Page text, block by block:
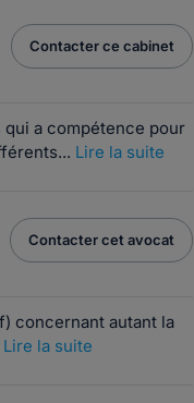
Contacter ce cabinet
qui a compétence pour
Lire la suite
Contacter cet avocat
concernant autant la
Lire la suite